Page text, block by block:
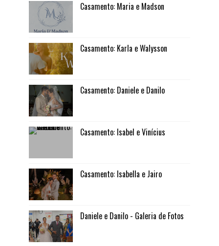
Casamento: Maria e Madson
Casamento: Karla e Walysson
Casamento: Daniele e Danilo
Casamento: Isabel e Vinícius
Casamento: Isabella e Jairo
Daniele e Danilo - Galeria de Fotos